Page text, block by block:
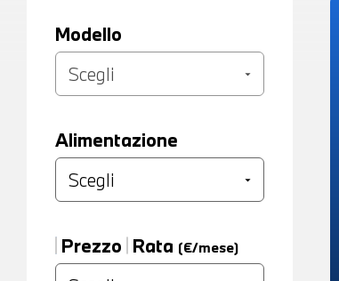
Modello
Alimentazione
Prezzo Rata (€/mese)